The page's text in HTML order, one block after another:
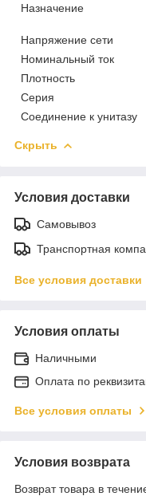
Назначение
Напряжение сети
Номинальный ток
Плотность
Серия
Соединение к унитазу
Скрыть
Условия доставки
Самовывоз
Транспортная
Все условия доставки
Условия оплаты
Наличными
Оплата по
Все условия оплаты
Условия возврата
Возврат товара в